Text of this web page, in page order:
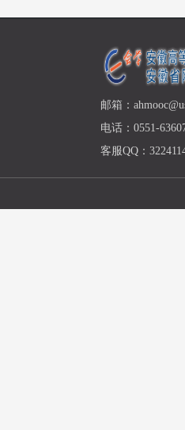
邮箱：
电话：0551-
客服QQ：